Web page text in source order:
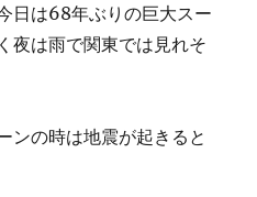
日は68年ぶりの巨大スー
夜は雨で関東では見れそ
ンの時は地震が起きると